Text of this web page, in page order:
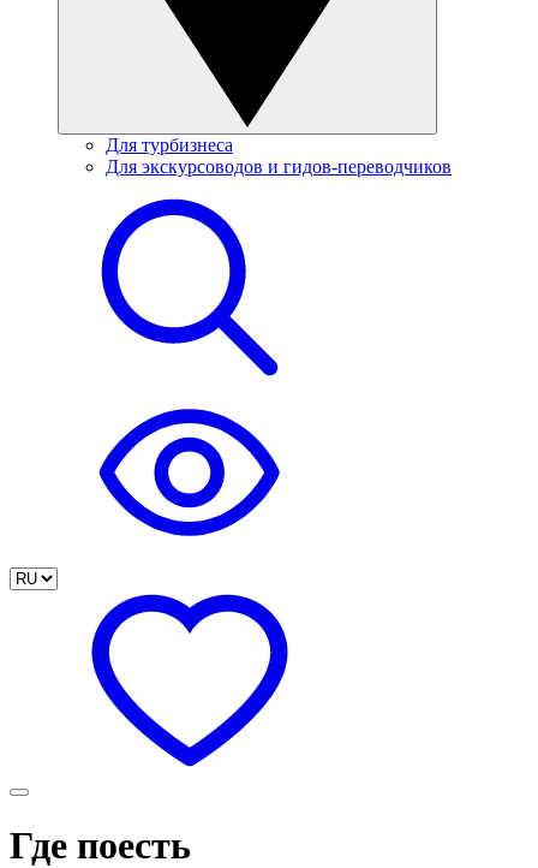
Для турбизнеса
Для экскурсоводов и гидов-переводчиков
Где поесть